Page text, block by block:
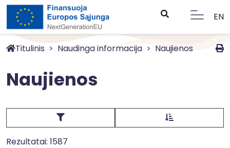
EN
Titulinis Naudinga informacija Naujienos
Naujienos
Rezultatai: 1587